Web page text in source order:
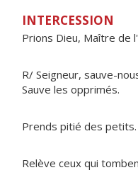
INTERCESSION
Prions Dieu, Maître de
R/ Seigneur, sauve-
Sauve les opprimés.
Prends pitié des petits.
Relève ceux qui